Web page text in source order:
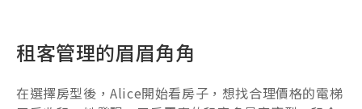
租客管理的眉眉角角
在選擇房型後，Alice開始看房子，想找合理價格的電梯